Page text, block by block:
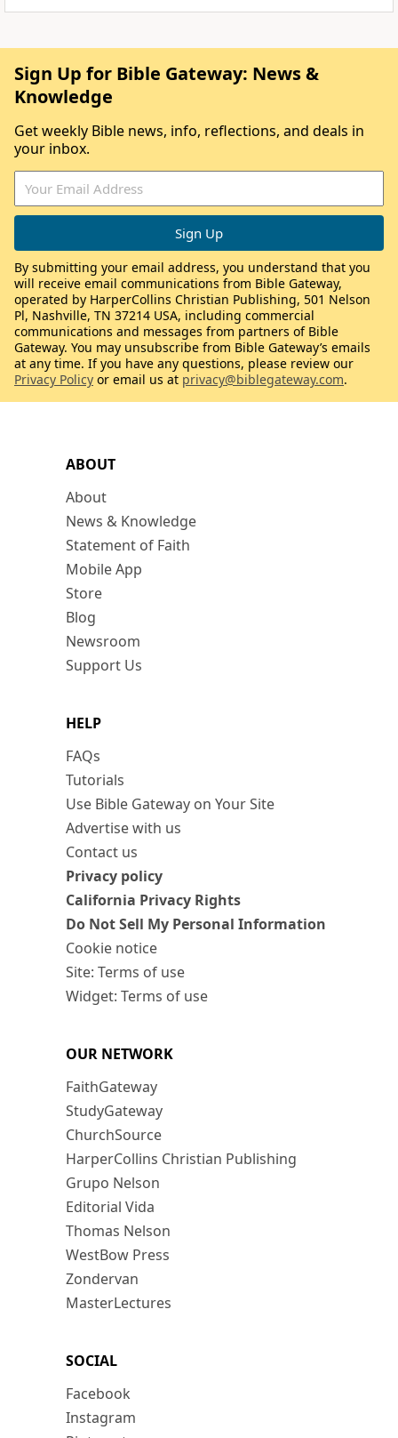
ABOUT
About
News & Knowledge
Statement of Faith
Mobile App
Store
Blog
Newsroom
Support Us
HELP
FAQs
Tutorials
Use Bible Gateway on Your Site
Advertise with us
Contact us
Privacy policy
California Privacy Rights
Do Not Sell My Personal Information
Cookie notice
Site: Terms of use
Widget: Terms of use
OUR NETWORK
FaithGateway
StudyGateway
ChurchSource
HarperCollins Christian Publishing
Grupo Nelson
Editorial Vida
Thomas Nelson
WestBow Press
Zondervan
MasterLectures
SOCIAL
Facebook
Instagram
Sign Up for Bible Gateway: News &
Knowledge
Get weekly Bible news, info, reflections, and deals in
your inbox.
By submitting your email address, you understand that you
will receive email communications from Bible Gateway,
operated by HarperCollins Christian Publishing, 501 Nelson
Pl, Nashville, TN 37214 USA, including commercial
communications and messages from partners of Bible
Gateway. You may unsubscribe from Bible Gateway’s emails
at any time. If you have any questions, please review our
Privacy Policy or email us at privacy@biblegateway.com.